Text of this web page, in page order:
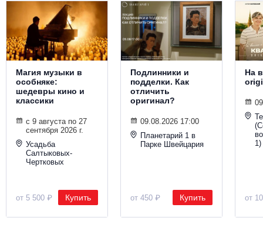
Магия музыки в
особняке:
шедевры кино и
классики
с 9 августа по 27
сентября 2026 г.
Усадьба
Салтыковых-
Чертковых
от 5 500 ₽ Купить
Подлинники и
подделки. Как
отличить
оригинал?
09.08.2026 17:00
Планетарий 1 в
Парке Швейцария
от 450 ₽ Купить
На
1)
от